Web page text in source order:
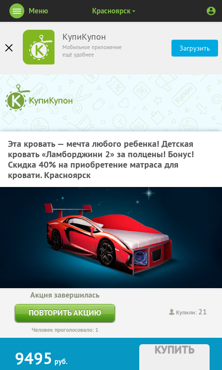
КупиКупон
Мобильное приложение
ещё удобнее
Загрузить
Меню Красноярск
Эта кровать — мечта любого ребенка! Детская
кровать «Ламборджини 2» за полцены! Бонус!
Скидка 40% на приобретение матраса для
кровати. Красноярск
Купили: 21
Акция завершилась
ПОВТОРИТЬ АКЦИЮ
Человек проголосовало: 1
9495 руб.
КУПИТЬ